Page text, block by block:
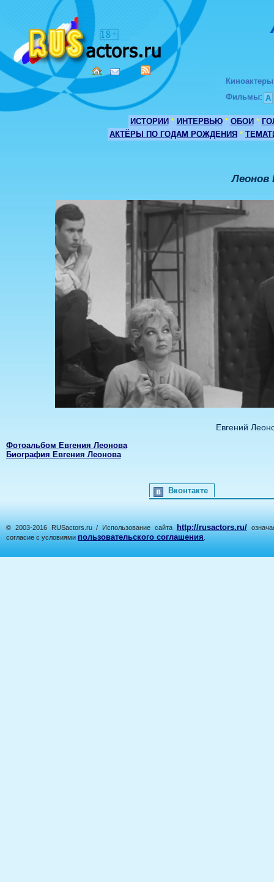
Киноактеры
Фильмы: А
ИСТОРИИ * ИНТЕРВЬЮ * ОБОИ *
АКТЁРЫ ПО ГОДАМ РОЖДЕНИЯ *
Леонов
Евгений
Фотоальбом Евгения Леонова
Биография Евгения Леонова
Вконтакте
© 2003-2016 RUSactors.ru / Использование сайта http://rusactors.ru/
согласие с условиями пользовательского соглашения